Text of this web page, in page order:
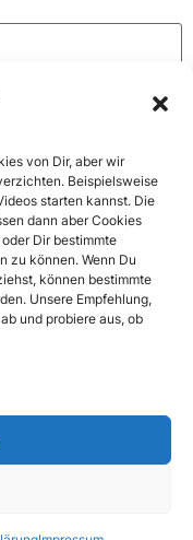
von Dir, aber wir
Beispielsweise
starten kannst. Die
dann aber Cookies
Dir bestimmte
zu können. Wenn Du
können bestimmte
Unsere Empfehlung,
und probiere aus, ob
in diesem Browser